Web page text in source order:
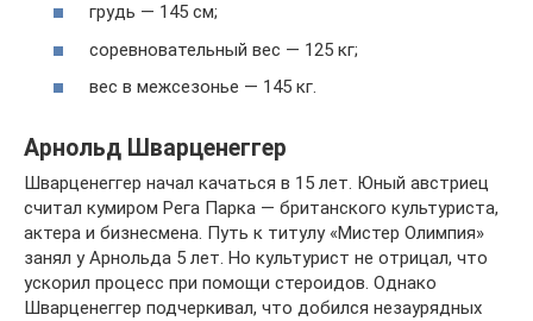
грудь — 145 см;
соревновательный вес — 125 кг;
вес в межсезонье — 145 кг.
Арнольд Шварценеггер
Шварценеггер начал качаться в 15 лет. Юный австриец
считал кумиром Рега Парка — британского культуриста,
актера и бизнесмена. Путь к титулу «Мистер Олимпия»
занял у Арнольда 5 лет. Но культурист не отрицал, что
ускорил процесс при помощи стероидов. Однако
Шварценеггер подчеркивал, что добился незаурядных